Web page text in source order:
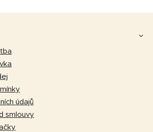
údajů
smlouvy